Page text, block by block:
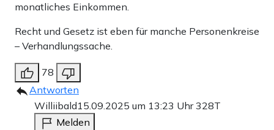
monatliches Einkommen.
Recht und Gesetz ist eben für manche Personenkreise
– Verhandlungssache.
78
Antworten
Williibald15.09.2025 um 13:23 Uhr328T
Melden